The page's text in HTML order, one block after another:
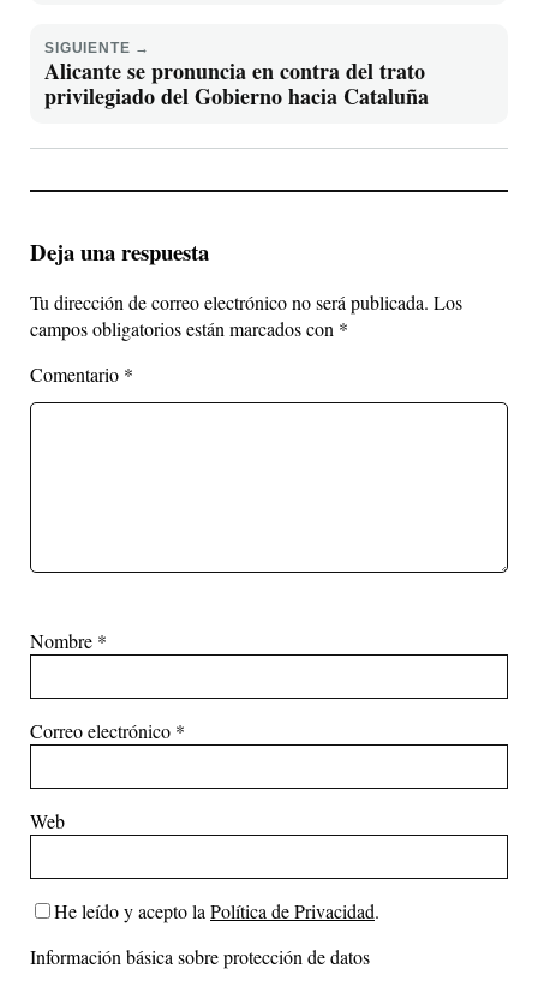
SIGUIENTE →
Alicante se pronuncia en contra del trato
privilegiado del Gobierno hacia Cataluña
Deja una respuesta
Tu dirección de correo electrónico no será publicada. Los
campos obligatorios están marcados con *
Comentario *
Nombre *
Correo electrónico *
Web
He leído y acepto laPolítica de Privacidad.
Información básica sobre protección de datos